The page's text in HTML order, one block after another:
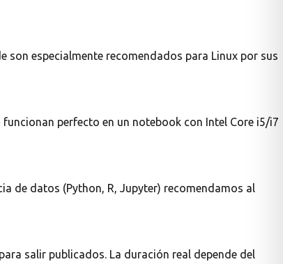
son especialmente recomendados para Linux por sus
perfecto en un notebook con Intel Core i5/i7
de datos (Python, R, Jupyter) recomendamos al
salir publicados. La duración real depende del